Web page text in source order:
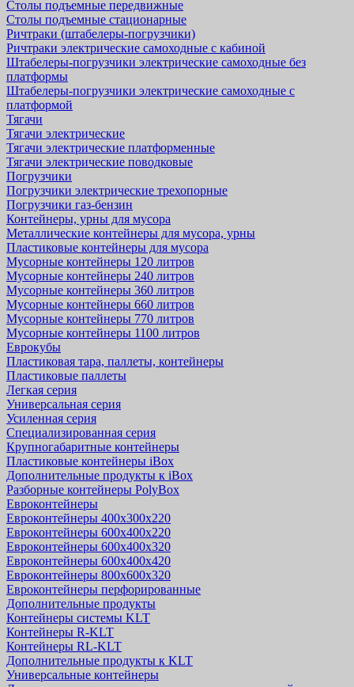
Столы подъемные передвижные
Столы подъемные стационарные
Ричтраки (штабелеры-погрузчики)
Ричтраки электрические самоходные с кабиной
Штабелеры-погрузчики электрические самоходные без
платформы
Штабелеры-погрузчики электрические самоходные с
платформой
Тягачи
Тягачи электрические
Тягачи электрические платформенные
Тягачи электрические поводковые
Погрузчики
Погрузчики электрические трехопорные
Погрузчики газ-бензин
Контейнеры, урны для мусора
Металлические контейнеры для мусора, урны
Пластиковые контейнеры для мусора
Мусорные контейнеры 120 литров
Мусорные контейнеры 240 литров
Мусорные контейнеры 360 литров
Мусорные контейнеры 660 литров
Мусорные контейнеры 770 литров
Мусорные контейнеры 1100 литров
Еврокубы
Пластиковая тара, паллеты, контейнеры
Пластиковые паллеты
Легкая серия
Универсальная серия
Усиленная серия
Специализированная серия
Крупногабаритные контейнеры
Пластиковые контейнеры iBox
Дополнительные продукты к iBox
Разборные контейнеры PolyBox
Евроконтейнеры
Евроконтейнеры 400х300х220
Евроконтейнеры 600х400х220
Евроконтейнеры 600х400х320
Евроконтейнеры 600х400х420
Евроконтейнеры 800х600х320
Евроконтейнеры перфорированные
Дополнительные продукты
Контейнеры системы KLT
Контейнеры R-KLT
Контейнеры RL-KLT
Дополнительные продукты к KLT
Универсальные контейнеры